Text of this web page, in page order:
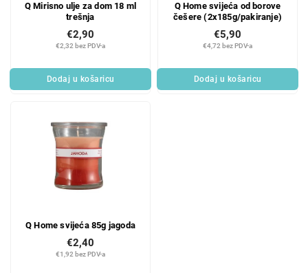
Q Mirisno ulje za dom 18 ml
trešnja
€2,32 bez PDV-a
€2,90
Dodaj u košaricu
Q Home svijeća od borove
češere (2x185g/pakiranje)
€4,72 bez PDV-a
€5,90
Dodaj u košaricu
Q Home svijeća 85g jagoda
€1,92 bez PDV-a
€2,40